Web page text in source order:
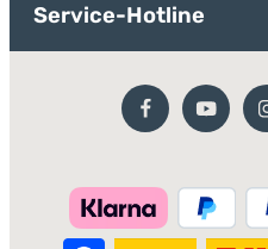
Service-Hotline